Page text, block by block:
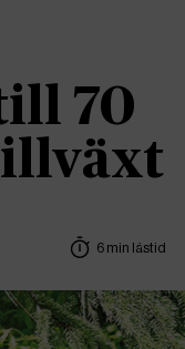
70
6 min lästid